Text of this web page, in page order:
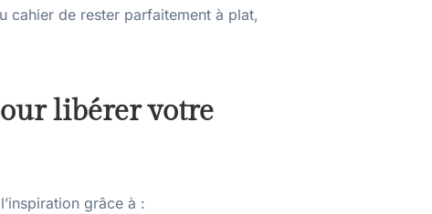
cahier de rester parfaitement à plat,
libérer votre
grâce à :